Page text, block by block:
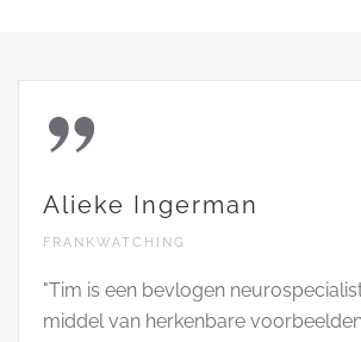
Alieke Ingerman
FRANKWATCHING
"Tim is een bevlogen
middel van herkenbare